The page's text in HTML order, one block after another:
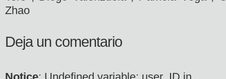
Zhao
Deja un comentario